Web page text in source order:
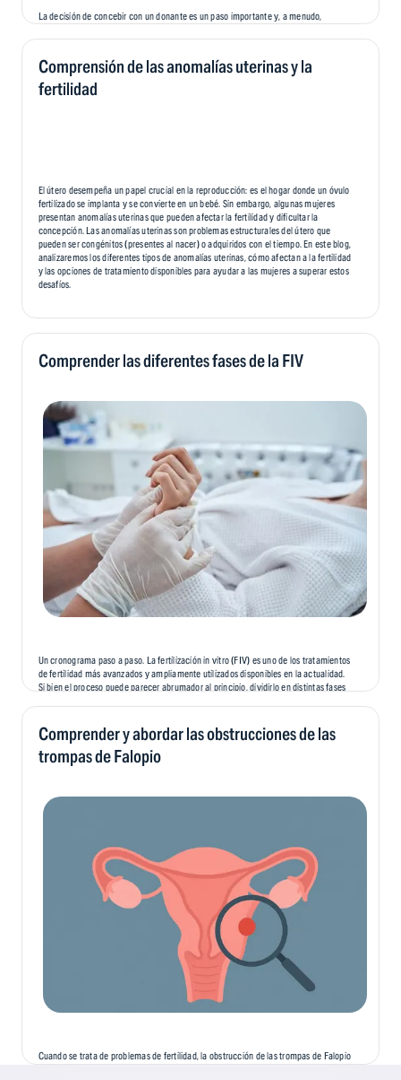
La decisión de concebir con un donante es un paso importante y, a menudo,
y la oportunidad de crear una familia, también conlleva desafíos emocionales
únicos que pueden afectar a los padres, a los donantes y, eventualmente, al niño. En
este blog, exploraremos el panorama emocional de la concepción de un donante,
ayudando a las personas y a las parejas a recorrer este camino con mayor
comprensión y compasión.
Comprensión de las anomalías uterinas y la
fertilidad
El útero desempeña un papel crucial en la reproducción: es el hogar donde un óvulo
fertilizado se implanta y se convierte en un bebé. Sin embargo, algunas mujeres
presentan anomalías uterinas que pueden afectar la fertilidad y dificultar la
concepción. Las anomalías uterinas son problemas estructurales del útero que
pueden ser congénitos (presentes al nacer) o adquiridos con el tiempo. En este blog,
analizaremos los diferentes tipos de anomalías uterinas, cómo afectan a la fertilidad
y las opciones de tratamiento disponibles para ayudar a las mujeres a superar estos
desafíos.
Comprender las diferentes fases de la FIV
Un cronograma paso a paso. La fertilización in vitro (FIV) es uno de los tratamientos
de fertilidad más avanzados y ampliamente utilizados disponibles en la actualidad.
Si bien el proceso puede parecer abrumador al principio, dividirlo en distintas fases
Comprender y abordar las obstrucciones de las
trompas de Falopio
Cuando se trata de problemas de fertilidad, la obstrucción de las trompas de Falopio